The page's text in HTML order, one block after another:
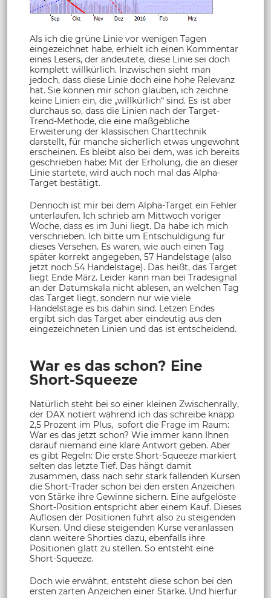
Als ich die grüne Linie vor wenigen Tagen
eingezeichnet habe, erhielt ich einen Kommentar
eines Lesers, der andeutete, diese Linie sei doch
komplett willkürlich. Inzwischen sieht man
jedoch, dass diese Linie doch eine hohe Relevanz
hat. Sie können mir schon glauben, ich zeichne
keine Linien ein, die „willkürlich“ sind. Es ist aber
durchaus so, dass die Linien nach der Target-
Trend-Methode, die eine maßgebliche
Erweiterung der klassischen Charttechnik
darstellt, für manche sicherlich etwas ungewohnt
erscheinen. Es bleibt also bei dem, was ich bereits
geschrieben habe: Mit der Erholung, die an dieser
Linie startete, wird auch noch mal das Alpha-
Target bestätigt.
Dennoch ist mir bei dem Alpha-Target ein Fehler
unterlaufen. Ich schrieb am Mittwoch voriger
Woche, dass es im Juni liegt. Da habe ich mich
verschrieben. Ich bitte um Entschuldigung für
dieses Versehen. Es waren, wie auch einen Tag
später korrekt angegeben, 57 Handelstage (also
jetzt noch 54 Handelstage). Das heißt, das Target
liegt Ende März. Leider kann man bei Tradesignal
an der Datumskala nicht ablesen, an welchen Tag
das Target liegt, sondern nur wie viele
Handelstage es bis dahin sind. Letzen Endes
ergibt sich das Target aber eindeutig aus den
eingezeichneten Linien und das ist entscheidend.
War es das schon? Eine
Short-Squeeze
Natürlich steht bei so einer kleinen Zwischenrally,
der DAX notiert während ich das schreibe knapp
2,5 Prozent im Plus, sofort die Frage im Raum:
War es das jetzt schon? Wie immer kann Ihnen
darauf niemand eine klare Antwort geben. Aber
es gibt Regeln: Die erste Short-Squeeze markiert
selten das letzte Tief. Das hängt damit
zusammen, dass nach sehr stark fallenden Kursen
die Short-Trader schon bei den ersten Anzeichen
von Stärke ihre Gewinne sichern. Eine aufgelöste
Short-Position entspricht aber einem Kauf. Dieses
Auflösen der Positionen führt also zu steigenden
Kursen. Und diese steigenden Kurse veranlassen
dann weitere Shorties dazu, ebenfalls ihre
Positionen glatt zu stellen. So entsteht eine
Short-Squeeze.
Doch wie erwähnt, entsteht diese schon bei den
ersten zarten Anzeichen einer Stärke. Und hierfür